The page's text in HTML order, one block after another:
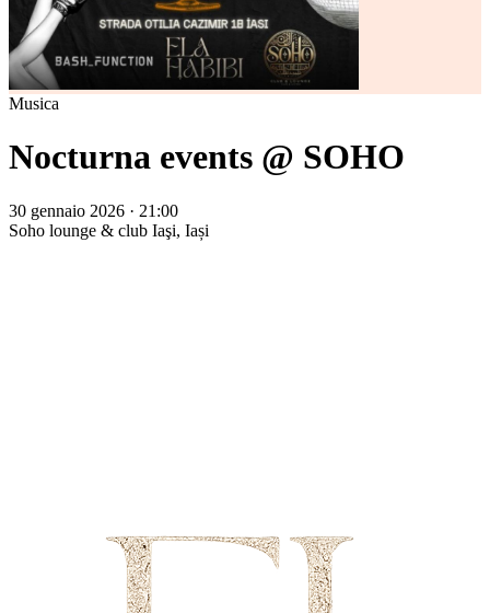
Musica
Nocturna events @ SOHO
30 gennaio 2026 · 21:00
Soho lounge & club Iaşi, Iași